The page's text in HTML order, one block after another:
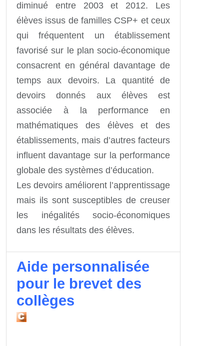
diminué entre 2003 et 2012. Les
élèves issus de familles CSP+ et ceux
qui fréquentent un établissement
favorisé sur le plan socio-économique
consacrent en général davantage de
temps aux devoirs. La quantité de
devoirs donnés aux élèves est
associée à la performance en
mathématiques des élèves et des
établissements, mais d’autres facteurs
influent davantage sur la performance
globale des systèmes d’éducation.
Les devoirs améliorent l’apprentissage
mais ils sont susceptibles de creuser
les inégalités socio-économiques
dans les résultats des élèves.
Aide personnalisée
pour le brevet des
collèges